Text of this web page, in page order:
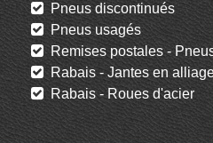
Pneus discontinués
Pneus usagés
Remises postales -
Rabais - Jantes en
Rabais - Roues d'acier